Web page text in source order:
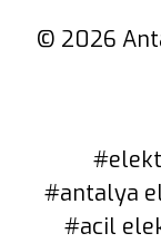
© 2026
#antalya
#acil